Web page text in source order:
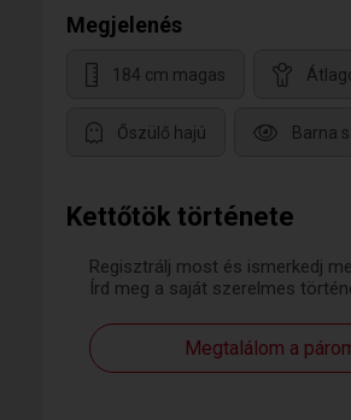
Kettőtök története
Regisztrálj most és ismerkedj
Írd meg a saját szerelmes
Megtalálom a
Megjelenés
184 cm magas
Őszülő hajú Barna